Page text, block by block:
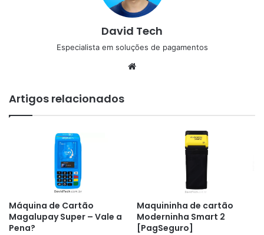
David Tech
Especialista em soluções de pagamentos
Artigos relacionados
Máquina de Cartão
Magalupay Super – Vale a
Pena?
Maquininha de cartão
Moderninha Smart 2
[PagSeguro]